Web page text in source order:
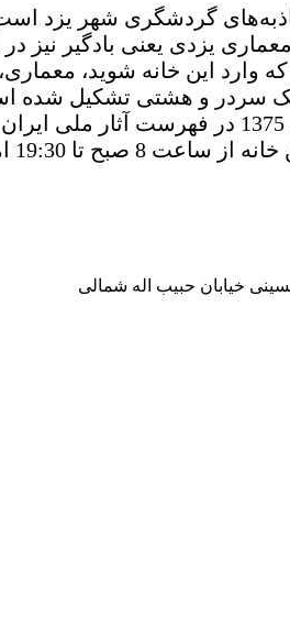
گردشگری شهر یزد
یزدی یعنی بادگیر نیز
و یک سردر و هشتی تشکیل شده
یک موزه تبدیل شود. خانه لاری‌ها
استان یزد، حتما از این خانه دیدن کنید.
خیابان حبیب اله شمالی